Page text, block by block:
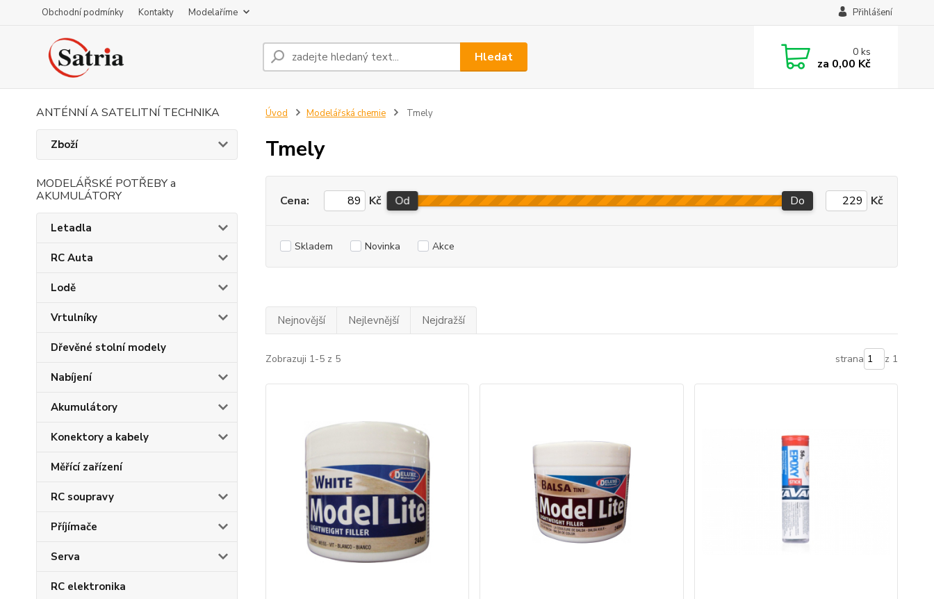
Obchodní podmínky Kontakty Modelaříme Přihlášení
Hledat 0ks
za 0,00 Kč
ANTÉNNÍ A SATELITNÍ TECHNIKA
Zboží
MODELÁŘSKÉ POTŘEBY a
AKUMULÁTORY
Letadla
RC Auta
Lodě
Vrtulníky
Dřevěné stolní modely
Nabíjení
Akumulátory
Konektory a kabely
Měřící zařízení
RC soupravy
Příjímače
Serva
RC elektronika
Úvod Modelářská chemie Tmely
Tmely
Cena: Kč Od Do Kč
Skladem Novinka Akce
Nejnovější Nejlevnější Nejdražší
Zobrazuji 1-5 z 5 strana z 1